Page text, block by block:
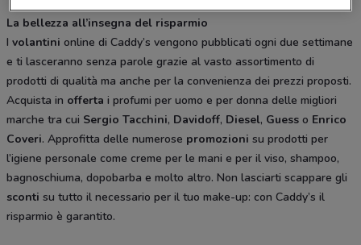
La bellezza all’insegna del risparmio
I volantini online di Caddy’s vengono pubblicati ogni due settimane
e ti lasceranno senza parole grazie al vasto assortimento di
prodotti di qualità ma anche per la convenienza dei prezzi proposti.
Acquista in offerta i profumi per uomo e per donna delle migliori
marche tra cui Sergio Tacchini, Davidoff, Diesel, Guess o Enrico
Coveri. Approfitta delle numerose promozioni su prodotti per
l’igiene personale come creme per le mani e per il viso, shampoo,
bagnoschiuma, dopobarba e molto altro. Non lasciarti scappare gli
sconti su tutto il necessario per il tuo make-up: con Caddy’s il
risparmio è garantito.